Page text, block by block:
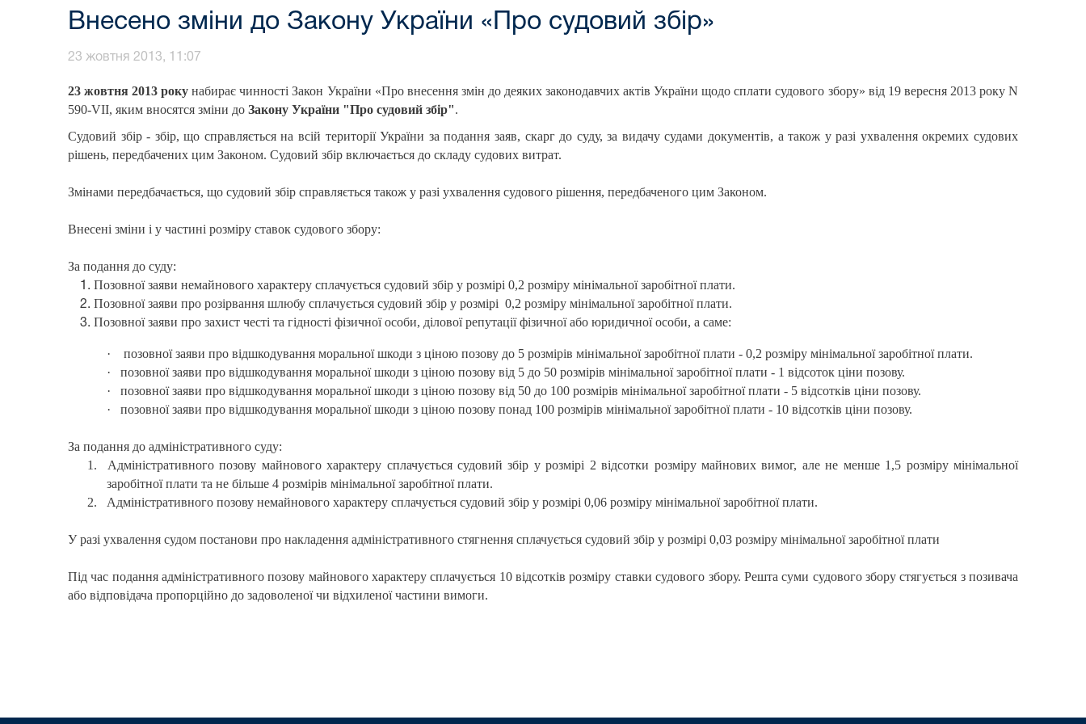
Внесено зміни до Закону України «Про судовий збір»
23 жовтня 2013, 11:07
23 жовтня 2013 року набирає чинності Закон України «Про внесення змін до деяких законодавчих актів України щодо сплати судового збору» від 19 вересня 2013 року N
590-VII, яким вносятся зміни до Закону України "Про судовий збір".
Судовий збір - збір, що справляється на всій території України за подання заяв, скарг до суду, за видачу судами документів, а також у разі ухвалення окремих судових
рішень, передбачених цим Законом. Судовий збір включається до складу судових витрат.
Змінами передбачається, що судовий збір справляється також у разі ухвалення судового рішення, передбаченого цим Законом.
Внесені зміни і у частині розміру ставок судового збору:
За подання до суду:
Позовної заяви немайнового характеру сплачується судовий збір у розмірі 0,2 розміру мінімальної заробітної плати.
Позовної заяви про розірвання шлюбу сплачується судовий збір у розмірі 0,2 розміру мінімальної заробітної плати.
Позовної заяви про захист честі та гідності фізичної особи, ділової репутації фізичної або юридичної особи, а саме:
·
позовної заяви про відшкодування моральної шкоди з ціною позову до 5 розмірів мінімальної заробітної плати - 0,2 розміру мінімальної заробітної плати.
·
позовної заяви про відшкодування моральної шкоди з ціною позову від 5 до 50 розмірів мінімальної заробітної плати - 1 відсоток ціни позову.
·
позовної заяви про відшкодування моральної шкоди з ціною позову від 50 до 100 розмірів мінімальної заробітної плати - 5 відсотків ціни позову.
·
позовної заяви про відшкодування моральної шкоди з ціною позову понад 100 розмірів мінімальної заробітної плати - 10 відсотків ціни позову.
За подання до адміністративного суду:
1.
Адміністративного позову майнового характеру сплачується судовий збір у розмірі 2 відсотки розміру майнових вимог, але не менше 1,5 розміру мінімальної
заробітної плати та не більше 4 розмірів мінімальної заробітної плати.
2.
Адміністративного позову немайнового характеру сплачується судовий збір у розмірі 0,06 розміру мінімальної заробітної плати.
У разі ухвалення судом постанови про накладення адміністративного стягнення сплачується судовий збір у розмірі 0,03 розміру мінімальної заробітної плати
Під час подання адміністративного позову майнового характеру сплачується 10 відсотків розміру ставки судового збору. Решта суми судового збору стягується з позивача
або відповідача пропорційно до задоволеної чи відхиленої частини вимоги.